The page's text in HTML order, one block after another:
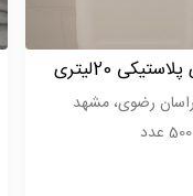
20لیتری
رضوی، مشهد
عدد